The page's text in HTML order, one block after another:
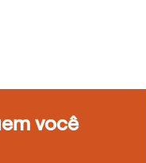
você